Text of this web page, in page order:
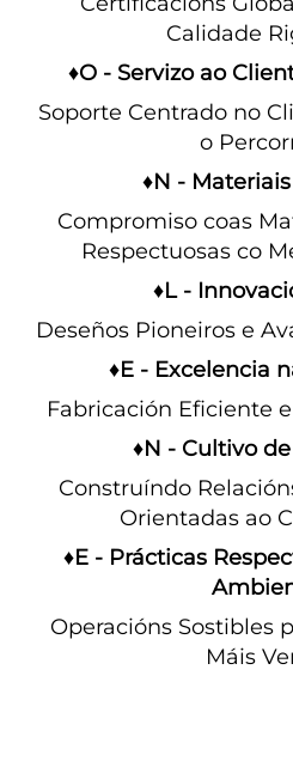
Calidade
♦O - Servizo ao
Soporte Centrado no
o
♦N -
Compromiso coas
Respectuosas co
♦L -
♦E - Excelencia
Fabricación Eficiente
♦N - Cultivo
Construíndo
Orientadas ao
♦E - Prácticas
Operacións Sostibles
Máis